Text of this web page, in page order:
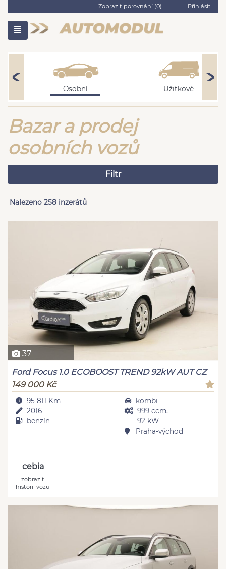
Zobrazit porovnání (0) Přihlásit
Osobní Užitkové
Bazar a prodej
osobních vozů
Filtr
Nalezeno 258 inzerátů
37
Ford Focus 1.0 ECOBOOST TREND 92kW AUT CZ
149 000 Kč
95 811 Km
2016
benzín
kombi
999 ccm,
92 kW
Praha-východ
cebia
zobrazit
historii vozu